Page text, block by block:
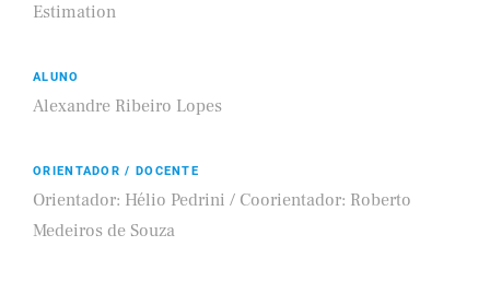
Estimation
ALUNO
Alexandre Ribeiro Lopes
ORIENTADOR / DOCENTE
Orientador: Hélio Pedrini / Coorientador: Roberto
Medeiros de Souza